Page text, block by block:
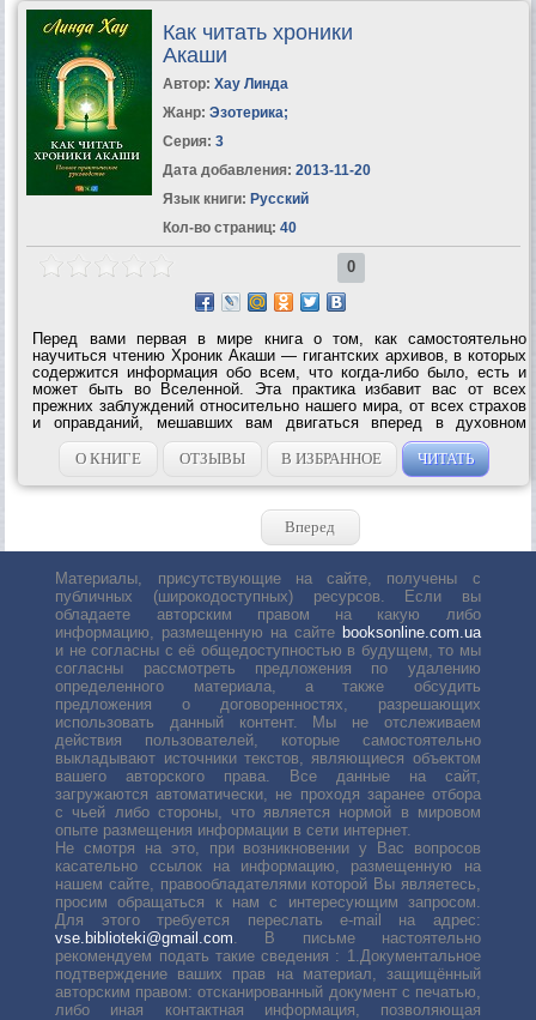
Как читать хроники
Акаши
Автор: Хау Линда
Жанр: Эзотерика;
Серия: 3
Дата добавления: 2013-11-20
Язык книги: Русский
Кол-во страниц: 40
0
Перед вами первая в мире книга о том, как самостоятельно
научиться чтению Хроник Акаши — гигантских архивов, в которых
содержится информация обо всем, что когда-либо было, есть и
может быть во Вселенной. Эта практика избавит вас от всех
прежних заблуждений относительно нашего мира, от всех страхов
и оправданий, мешавших вам двигаться вперед в духовном
развитии. Поскольку Хроники Акаши — это не физическое место,
а один из уровней...
О КНИГЕ ОТЗЫВЫ В ИЗБРАННОЕ ЧИТАТЬ
Вперед
Материалы, присутствующие на сайте, получены с
публичных (широкодоступных) ресурсов. Если вы
обладаете авторским правом на какую либо
информацию, размещенную на сайте booksonline.com.ua
и не согласны с её общедоступностью в будущем, то мы
согласны рассмотреть предложения по удалению
определенного материала, а также обсудить
предложения о договоренностях, разрешающих
использовать данный контент. Мы не отслеживаем
действия пользователей, которые самостоятельно
выкладывают источники текстов, являющиеся объектом
вашего авторского права. Все данные на сайт,
загружаются автоматически, не проходя заранее отбора
с чьей либо стороны, что является нормой в мировом
опыте размещения информации в сети интернет.
Не смотря на это, при возникновении у Вас вопросов
касательно ссылок на информацию, размещенную на
нашем сайте, правообладателями которой Вы являетесь,
просим обращаться к нам с интересующим запросом.
Для этого требуется переслать е-mail на адрес:
vse.biblioteki@gmail.com . В письме настоятельно
рекомендуем подать такие сведения : 1.Документальное
подтверждение ваших прав на материал, защищённый
авторским правом: отсканированный документ с печатью,
либо иная контактная информация, позволяющая